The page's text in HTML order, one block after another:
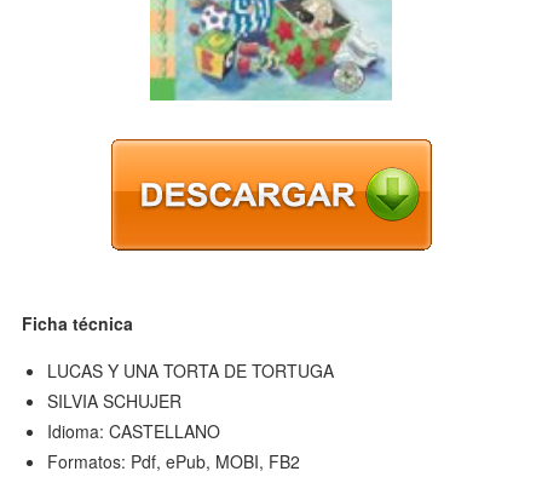
Ficha técnica
LUCAS Y UNA TORTA DE TORTUGA
SILVIA SCHUJER
Idioma: CASTELLANO
Formatos: Pdf, ePub, MOBI, FB2